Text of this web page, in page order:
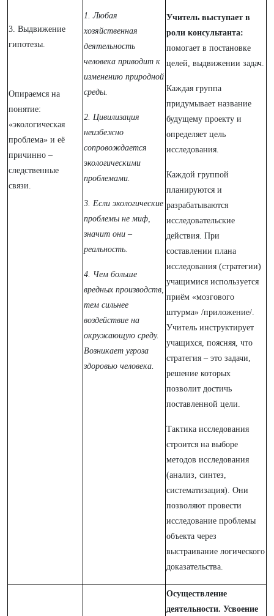
3. Выдвижение
гипотезы.
Опираемся на
понятие:
«экологическая
проблема» и её
причинно –
следственные
связи.
1. Любая
хозяйственная
деятельность
человека приводит к
изменению природной
среды.
2. Цивилизация
неизбежно
сопровождается
экологическими
проблемами.
3. Если экологические
проблемы не миф,
значит они –
реальность.
4. Чем больше
вредных производств,
тем сильнее
воздействие на
окружающую среду.
Возникает угроза
здоровью человека.
Учитель выступает в
роли консультанта:
помогает в постановке
целей, выдвижении задач.
Каждая группа
придумывает название
будущему проекту и
определяет цель
исследования.
Каждой группой
планируются и
разрабатываются
исследовательские
действия. При
составлении плана
исследования (стратегии)
учащимися используется
приём «мозгового
штурма» /приложение/.
Учитель инструктирует
учащихся, поясняя, что
стратегия – это задачи,
решение которых
позволит достичь
поставленной цели.
Тактика исследования
строится на выборе
методов исследования
(анализ, синтез,
систематизация). Они
позволяют провести
исследование проблемы
объекта через
выстраивание логического
доказательства.
Осуществление
деятельности. Усвоение